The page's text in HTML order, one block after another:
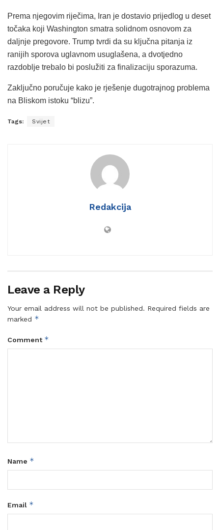
Prema njegovim riječima, Iran je dostavio prijedlog u deset
točaka koji Washington smatra solidnom osnovom za
daljnje pregovore. Trump tvrdi da su ključna pitanja iz
ranijih sporova uglavnom usuglašena, a dvotjedno
razdoblje trebalo bi poslužiti za finalizaciju sporazuma.
Zaključno poručuje kako je rješenje dugotrajnog problema
na Bliskom istoku “blizu”.
Tags: Svijet
Redakcija
Leave a Reply
Your email address will not be published. Required fields are
marked *
Comment *
Name *
Email *